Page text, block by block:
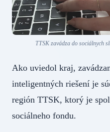
TTSK zavádza do sociálnych
Ako uviedol kraj,
inteligentných riešení je
región TTSK, ktorý je
sociálneho fondu.